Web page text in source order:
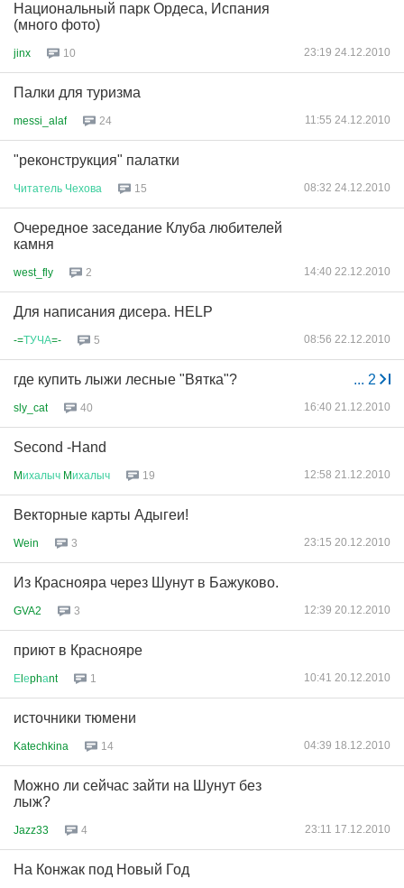
Национальный парк Ордеса, Испания
(много фото)
jinx 10 23:19 24.12.2010
Палки для туризма
messi_alaf 24 11:55 24.12.2010
"реконструкция" палатки
Читатель Чехова 15 08:32 24.12.2010
Oчередное заседание Клуба любителей
камня
west_fly 2 14:40 22.12.2010
Для написания дисера. HELP
-=ТУЧА=- 5 08:56 22.12.2010
... 2
где купить лыжи лесные "Вятка"?
sly_cat 40 16:40 21.12.2010
Second -Hand
Mихалыч Mихалыч 19 12:58 21.12.2010
Векторные карты Адыгеи!
Wein 3 23:15 20.12.2010
Из Краснояра через Шунут в Бажуково.
GVA2 3 12:39 20.12.2010
приют в Краснояре
Еlеphаnt 1 10:41 20.12.2010
источники тюмени
Katechkina 14 04:39 18.12.2010
Можно ли сейчас зайти на Шунут без
лыж?
Jazz33 4 23:11 17.12.2010
На Конжак под Новый Год